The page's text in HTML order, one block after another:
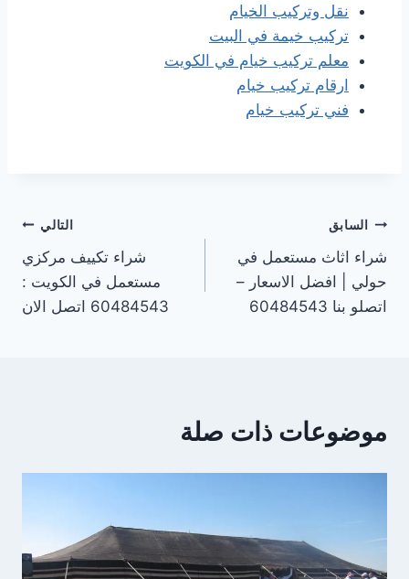
نقل وتركيب الخيام
تركيب خيمة في البيت
معلم تركيب خيام في الكويت
ارقام تركيب خيام
فني تركيب خيام
تصفّح
المقالات
السابق
شراء اثاث مستعمل في
حولي | افضل الاسعار –
اتصلو بنا 60484543
التالي
شراء تكييف مركزي
مستعمل في الكويت :
60484543 اتصل الان
موضوعات ذات صلة